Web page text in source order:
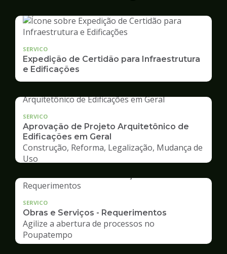
SERVICO
Expedição de Certidão para Infraestrutura
e Edificações
SERVICO
Aprovação de Projeto Arquitetônico de
Edificações em Geral
Construção, Reforma, Legalização, Mudança de
Uso
SERVICO
Obras e Serviços - Requerimentos
Agilize a abertura de processos no
Poupatempo